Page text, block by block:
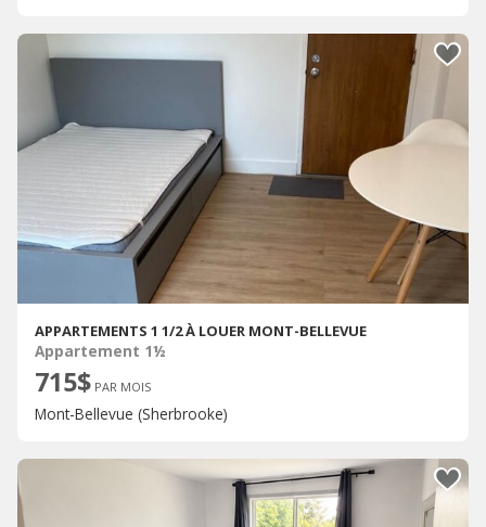
APPARTEMENTS 1 1/2 À LOUER MONT-BELLEVUE
Appartement 1½
715$ PAR MOIS
Mont-Bellevue (Sherbrooke)